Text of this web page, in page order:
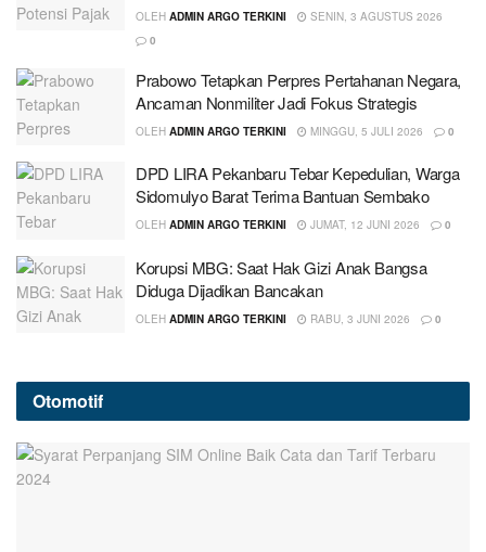
OLEH ADMIN ARGO TERKINI
SENIN, 3 AGUSTUS 2026
0
Prabowo Tetapkan Perpres Pertahanan Negara,
Ancaman Nonmiliter Jadi Fokus Strategis
OLEH ADMIN ARGO TERKINI MINGGU, 5 JULI 2026 0
DPD LIRA Pekanbaru Tebar Kepedulian, Warga
Sidomulyo Barat Terima Bantuan Sembako
OLEH ADMIN ARGO TERKINI JUMAT, 12 JUNI 2026 0
Korupsi MBG: Saat Hak Gizi Anak Bangsa
Diduga Dijadikan Bancakan
OLEH ADMIN ARGO TERKINI RABU, 3 JUNI 2026 0
Otomotif